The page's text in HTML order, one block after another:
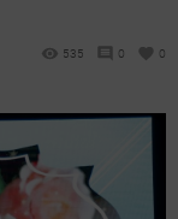
535 0 0